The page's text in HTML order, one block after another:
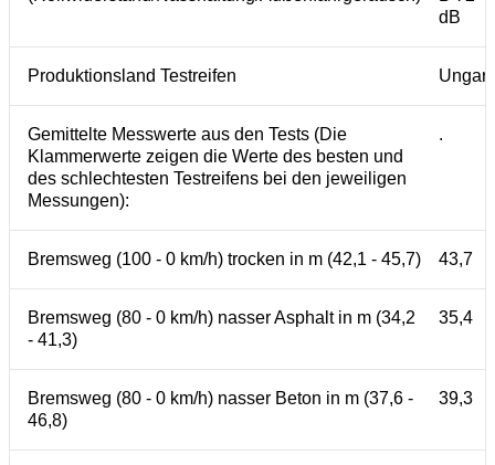
dB
Produktionsland Testreifen
Gemittelte Messwerte aus den Tests (Die
Klammerwerte zeigen die Werte des besten und
des schlechtesten Testreifens bei den jeweiligen
Messungen):
.
Bremsweg (100 - 0 km/h) trocken in m (42,1 - 45,7) 43,7
Bremsweg (80 - 0 km/h) nasser Asphalt in m (34,2
- 41,3)
35,4
Bremsweg (80 - 0 km/h) nasser Beton in m (37,6 -
46,8)
39,3